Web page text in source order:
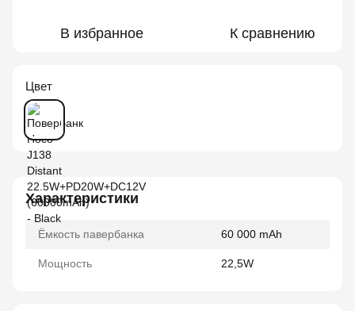
В избранное К сравнению
Цвет
Характеристики
Ёмкость павербанка 60 000 mAh
Мощность 22,5W